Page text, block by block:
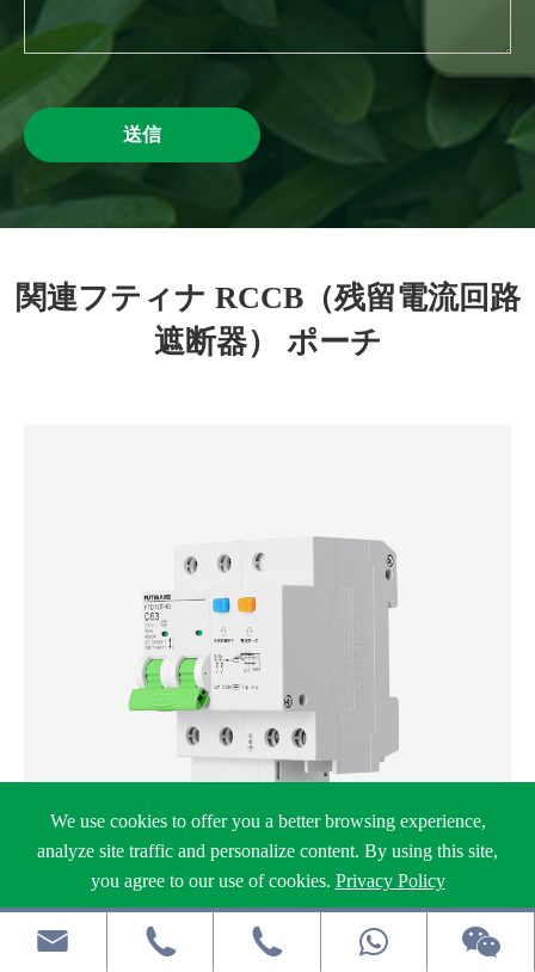
送信
関連フティナ RCCB（残留電流回路
遮断器） ポーチ
2極 63A RCCB（漏電遮断器）FTD1
  
We use cookies to offer you a better browsing experience,
analyze site traffic and personalize content. By using this site,
you agree to our use of cookies. Privacy Policy